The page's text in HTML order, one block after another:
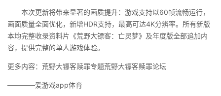
本次更新将带来显著的画质提升：游戏支持以60帧流畅运行，
画面质量全面优化，新增HDR支持，最高可达4K分辨率。所有新版
本均完整收录资料片《荒野大镖客：亡灵梦》及年度版全部追加内
容，提供完整的单人游戏体验。
更多内容：荒野大镖客赎罪专题荒野大镖客赎罪论坛
————爱游戏app体育